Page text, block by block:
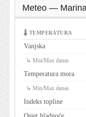
Meteo —
🌡 TEMPERATURA
Vanjska
↳ Min/Max danas
Temperatura mora
↳ Min/Max danas
Indeks topline